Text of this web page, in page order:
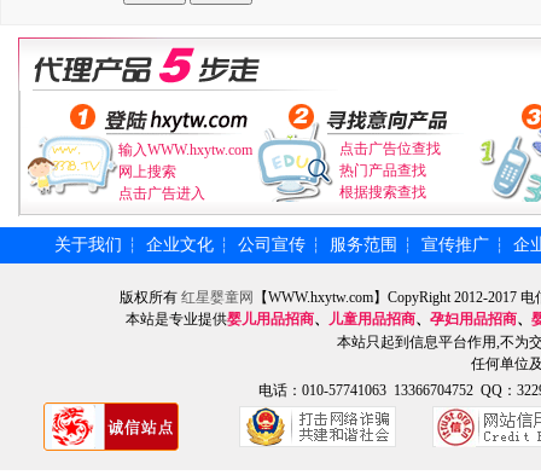
输入WWW.hxytw.com
网上搜索
点击广告进入
点击广告位查找
热门产品查找
根据搜索查找
关于我们 ┆ 企业文化 ┆ 公司宣传 ┆ 服务范围 ┆ 宣传推广 ┆ 企
版权所有 红星婴童网
【WWW.hxytw.com】CopyRight 2012-2017
本站是专业提供婴儿用品招商、 儿童用品招商、 孕妇用品招商、
本站只起到信息平台作用,不为
任何单位
电话：010-57741063 13366704752 QQ：